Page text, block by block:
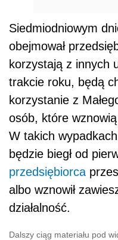
Siedmiodniowym
obejmował
korzystają z innych
trakcie roku, będą
korzystanie z
osób, które
W takich
będzie biegł od
przedsiębiorca
albo wznowił
działalność.
Dalszy ciąg materiału pod